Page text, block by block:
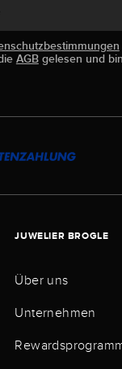
AGBgelesen und
JUWELIER BROGLE
Über uns
Unternehmen